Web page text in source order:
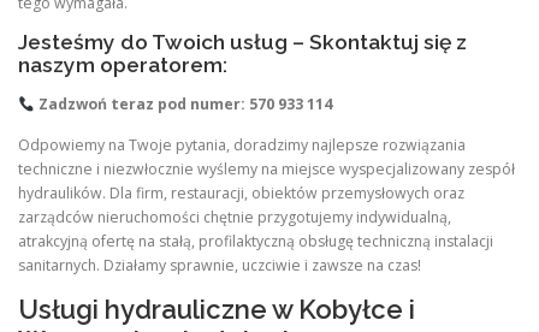
Jesteśmy do Twoich usług – Skontaktuj się z
naszym operatorem:
Zadzwoń teraz pod numer: 570 933 114
Odpowiemy na Twoje pytania, doradzimy najlepsze rozwiązania
techniczne i niezwłocznie wyślemy na miejsce wyspecjalizowany zespół
hydraulików. Dla firm, restauracji, obiektów przemysłowych oraz
zarządców nieruchomości chętnie przygotujemy indywidualną,
atrakcyjną ofertę na stałą, profilaktyczną obsługę techniczną instalacji
sanitarnych. Działamy sprawnie, uczciwie i zawsze na czas!
Usługi hydrauliczne w Kobyłce i